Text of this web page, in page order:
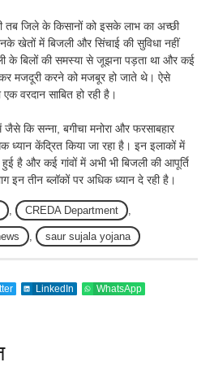
तब जिले के किसानों को इसके लाभ का अच्छी
खेतों में बिजली और सिंचाई की सुविधा नहीं
के बिलों की समस्या से जूझना पड़ता था और कई
मजदूरी करने को मजबूर हो जाते थे। ऐसे
वरदान साबित हो रही है।
कि सन्ना, बगीचा मनोरा और फरसाबहार
ध्यान केंद्रित किया जा रहा है। इन इलाकों में
है और कई गांवों में अभी भी बिजली की आपूर्ति
इन तीन ब्लॉकों पर अधिक ध्यान दे रही है।
, CREDA Department ,
, saur sujala yojana
LinkedIn WhatsApp